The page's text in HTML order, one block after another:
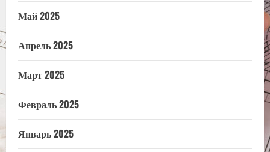
Май 2025
Апрель 2025
Март 2025
Февраль 2025
Январь 2025